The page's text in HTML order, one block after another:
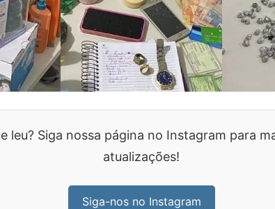
leu? Siga nossa página no Instagram para
atualizações!
Siga-nos no Instagram